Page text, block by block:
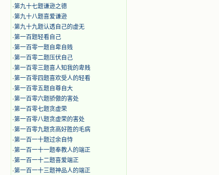
·第九十七题谦逊之德
·第九十八题喜爱谦逊
·第九十九题认透自己的虚无
·第一百题轻看自己
·第一百零一题自卑自贱
·第一百零二题压伏自己
·第一百零三题喜人知我的卑贱
·第一百零四题喜欢受人的轻看
·第一百零五题自尊自大
·第一百零六题骄傲的害处
·第一百零七题贪虚荣
·第一百零八题贪虚荣的害处
·第一百零九题贪高好胜的毛病
·第一百一十题过余自恃
·第一百一十一题奉教人的端正
·第一百一十二题喜爱端正
·第一百一十三题神品人的端正